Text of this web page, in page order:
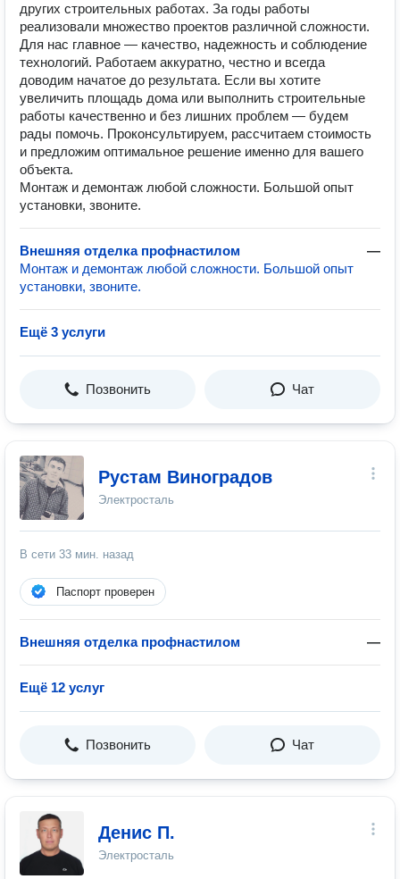
других строительных работах. За годы работы
реализовали множество проектов различной сложности.
Для нас главное — качество, надежность и соблюдение
технологий. Работаем аккуратно, честно и всегда
доводим начатое до результата. Если вы хотите
увеличить площадь дома или выполнить строительные
работы качественно и без лишних проблем — будем
рады помочь. Проконсультируем, рассчитаем стоимость
и предложим оптимальное решение именно для вашего
объекта.
Монтаж и демонтаж любой сложности. Большой опыт
установки, звоните.
Внешняя отделка профнастилом
—
Монтаж и демонтаж любой сложности. Большой опыт
установки, звоните.
Ещё 3 услуги
Позвонить Чат
Рустам Виноградов
Электросталь
В сети 33 мин. назад
Паспорт проверен
Внешняя отделка профнастилом —
Ещё 12 услуг
Позвонить Чат
Денис П.
Электросталь